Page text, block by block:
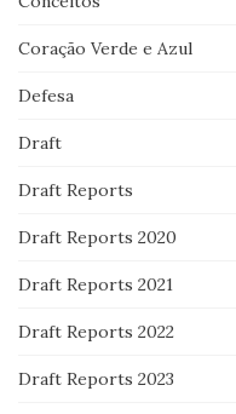
Coração Verde e Azul
Defesa
Draft
Draft Reports
Draft Reports 2020
Draft Reports 2021
Draft Reports 2022
Draft Reports 2023